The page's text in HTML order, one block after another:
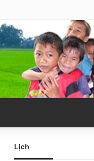
Lịch